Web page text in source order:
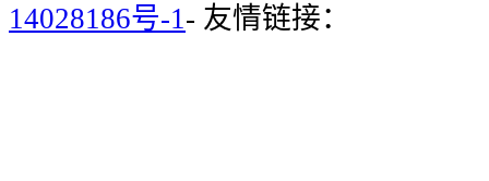
14028186号-1- 友情链接：